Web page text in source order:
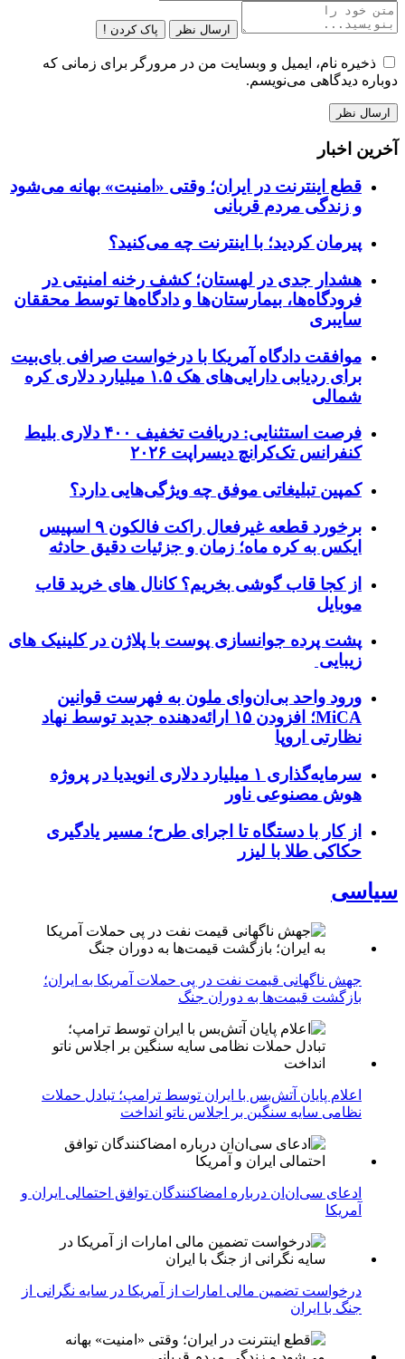
ارسال نظر پاک کردن !
ذخیره نام، ایمیل و وبسایت من در مرورگر برای زمانی که
دوباره دیدگاهی می‌نویسم.
آخرین اخبار
قطع اینترنت در ایران؛ وقتی «امنیت» بهانه می‌شود
و زندگی مردم قربانی
پیرمان کردید؛ با اینترنت چه می‌کنید؟
هشدار جدی در لهستان؛ کشف رخنه امنیتی در
فرودگاه‌ها، بیمارستان‌ها و دادگاه‌ها توسط محققان
سایبری
موافقت دادگاه آمریکا با درخواست صرافی بای‌بیت
برای ردیابی دارایی‌های هک ۱.۵ میلیارد دلاری کره
شمالی
فرصت استثنایی: دریافت تخفیف ۴۰۰ دلاری بلیط
کنفرانس تک‌کرانچ دیسراپت ۲۰۲۶
کمپین تبلیغاتی موفق چه ویژگی‌هایی دارد؟
برخورد قطعه غیرفعال راکت فالکون ۹ اسپیس
ایکس به کره ماه؛ زمان و جزئیات دقیق حادثه
از کجا قاب گوشی بخریم؟ کانال های خرید قاب
موبایل
پشت پرده جوانسازی پوست با پلاژن در کلینیک های
زیبایی
ورود واحد بی‌ان‌وای ملون به فهرست قوانین
MiCA؛ افزودن ۱۵ ارائه‌دهنده جدید توسط نهاد
نظارتی اروپا
سرمایه‌گذاری ۱ میلیارد دلاری انویدیا در پروژه
هوش مصنوعی ناور
از کار با دستگاه تا اجرای طرح؛ مسیر یادگیری
حکاکی طلا با لیزر
سیاسی
جهش ناگهانی قیمت نفت در پی حملات آمریکا به ایران؛
بازگشت قیمت‌ها به دوران جنگ
اعلام پایان آتش‌بس با ایران توسط ترامپ؛ تبادل حملات
نظامی سایه سنگین بر اجلاس ناتو انداخت
ادعای سی‌ان‌ان درباره امضاکنندگان توافق احتمالی ایران و
آمریکا
درخواست تضمین مالی امارات از آمریکا در سایه نگرانی از
جنگ با ایران